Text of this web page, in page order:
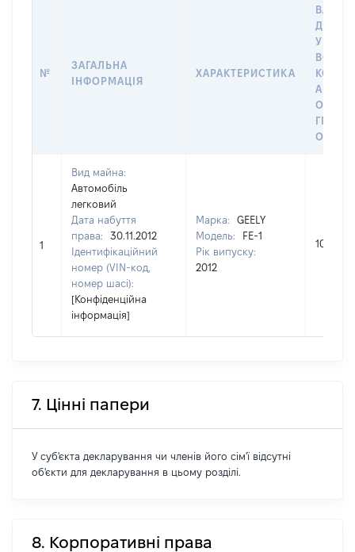
№
ЗАГАЛЬНА
ІНФОРМАЦІЯ
ХАРАКТЕРИСТИКА
ДАТУ
У
АБО
1
Вид майна:
Автомобіль
легковий
Дата набуття
права:
30.11.2012
Ідентифікаційний
номер (VIN-код,
номер шасі):
[Конфіденційна
інформація]
Марка:
GEELY
Модель:
FE-1
Рік випуску:
2012
108000
7. Цінні папери
У суб'єкта декларування чи членів його сім'ї відсутні
об'єкти для декларування в цьому розділі.
8. Корпоративні права